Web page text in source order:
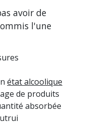
avoir de
l'une
état alcoolique
de produits
absorbée